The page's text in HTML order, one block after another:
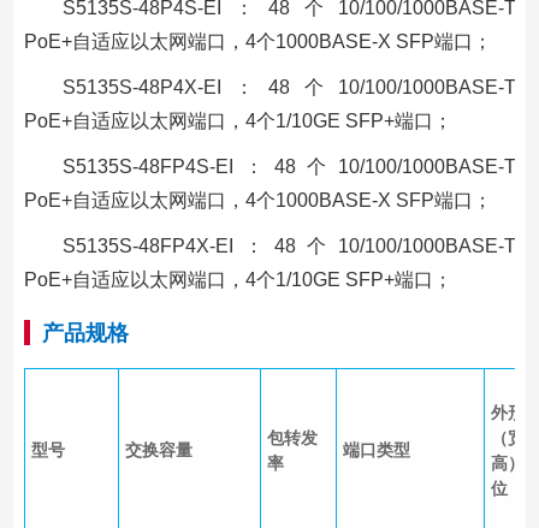
S5135S-48P4S-EI：48个10/100/1000BASE-T
PoE+自适应以太网端口，4个1000BASE-X SFP端口；
S5135S-48P4X-EI：48个10/100/1000BASE-T
PoE+自适应以太网端口，4个1/10GE SFP+端口；
S5135S-48FP4S-EI：48个10/100/1000BASE-T
PoE+自适应以太网端口，4个1000BASE-X SFP端口；
S5135S-48FP4X-EI：48个10/100/1000BASE-T
PoE+自适应以太网端口，4个1/10GE SFP+端口；
产品规格
型号 交换容量
包转发
率
端口类型
外形
（宽
高）
位：